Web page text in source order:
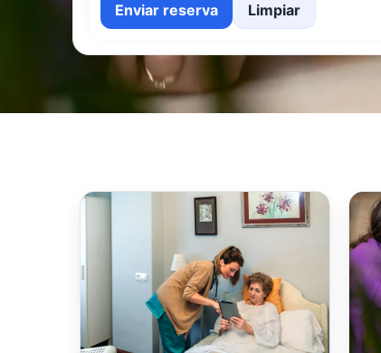
Enviar reserva Limpiar